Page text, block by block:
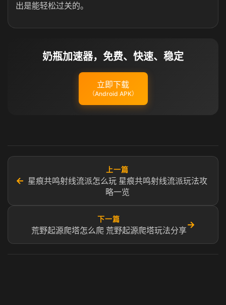
出是能轻松过关的。
奶瓶加速器，免费、快速、稳定
立即下载
（Android APK）
←
上一篇
星痕共鸣射线流派怎么玩 星痕共鸣射线流派玩法攻
略一览
下一篇
荒野起源爬塔怎么爬 荒野起源爬塔玩法分享
→